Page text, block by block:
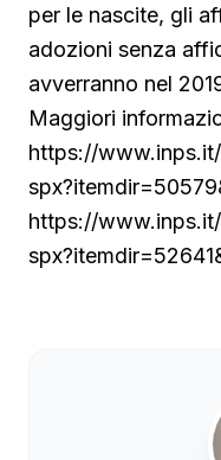
per le nascite, gli
adozioni senza
avverranno nel
Maggiori
https://
https://